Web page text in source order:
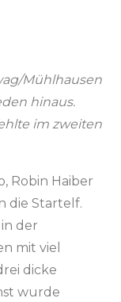
Mühlhausen
hinaus.
im zweiten
Robin Haiber
die Startelf.
der
mit viel
dicke
wurde